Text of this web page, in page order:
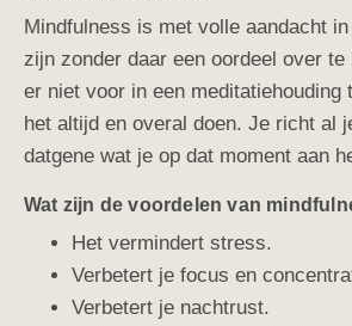
Mindfulness is met volle aandacht
zijn zonder daar een oordeel over te
er niet voor in een meditatiehouding
het altijd en overal doen. Je richt al
datgene wat je op dat moment aan
Wat zijn de voordelen van
Het vermindert stress.
Verbetert je focus en
Verbetert je nachtrust.